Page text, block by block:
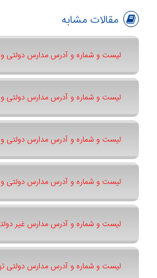
مقالات مشابه
لیست و شماره و آدرس مدارس دولتی و
لیست و شماره و آدرس مدارس دولتی و
لیست و شماره و آدرس مدارس دولتی و
لیست و شماره و آدرس مدارس دولتی
لیست و شماره و آدرس مدارس غیر
لیست و شماره و آدرس مدارس دولتی